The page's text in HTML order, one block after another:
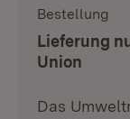
Bestellung
Lieferung
Union
Das